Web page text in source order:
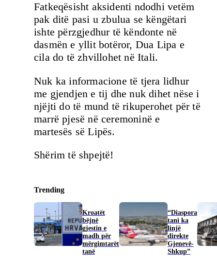
Fatkeqësisht aksidenti ndodhi vetëm
pak ditë pasi u zbulua se këngëtari
ishte përzgjedhur të këndonte në
dasmën e yllit botëror, Dua Lipa e
cila do të zhvillohet në Itali.
Nuk ka informacione të tjera lidhur
me gjendjen e tij dhe nuk dihet nëse i
njëjti do të mund të rikuperohet për të
marrë pjesë në ceremoninë e
martesës së Lipës.
Shërim të shpejtë!
Trending
Kroatët
bëjnë
gjestin e
madh për
mërgimtarët
tanë
“Diaspora
tani ka
linjë
direkte
Gjenevë-
Shkup”